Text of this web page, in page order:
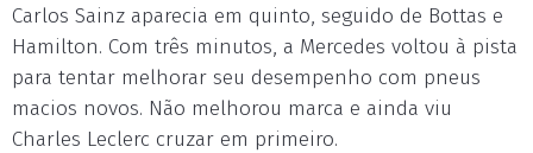
Carlos Sainz aparecia em quinto, seguido de Bottas e
Hamilton. Com três minutos, a Mercedes voltou à pista
para tentar melhorar seu desempenho com pneus
macios novos. Não melhorou marca e ainda viu
Charles Leclerc cruzar em primeiro.